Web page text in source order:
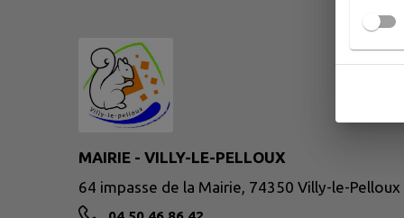
MAIRIE - VILLY-LE-PELLOUX
64 impasse de la Mairie, 74350 Villy-le-Pelloux